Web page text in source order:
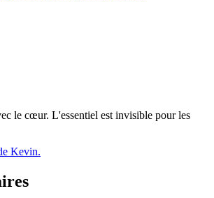
le cœur. L'essentiel est invisible pour les
Kevin.